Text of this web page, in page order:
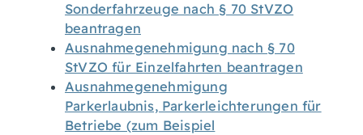
Sonderfahrzeuge nach § 70 StVZO
beantragen
Ausnahmegenehmigung nach § 70
StVZO für Einzelfahrten beantragen
Ausnahmegenehmigung
Parkerlaubnis, Parkerleichterungen für
Betriebe (zum Beispiel